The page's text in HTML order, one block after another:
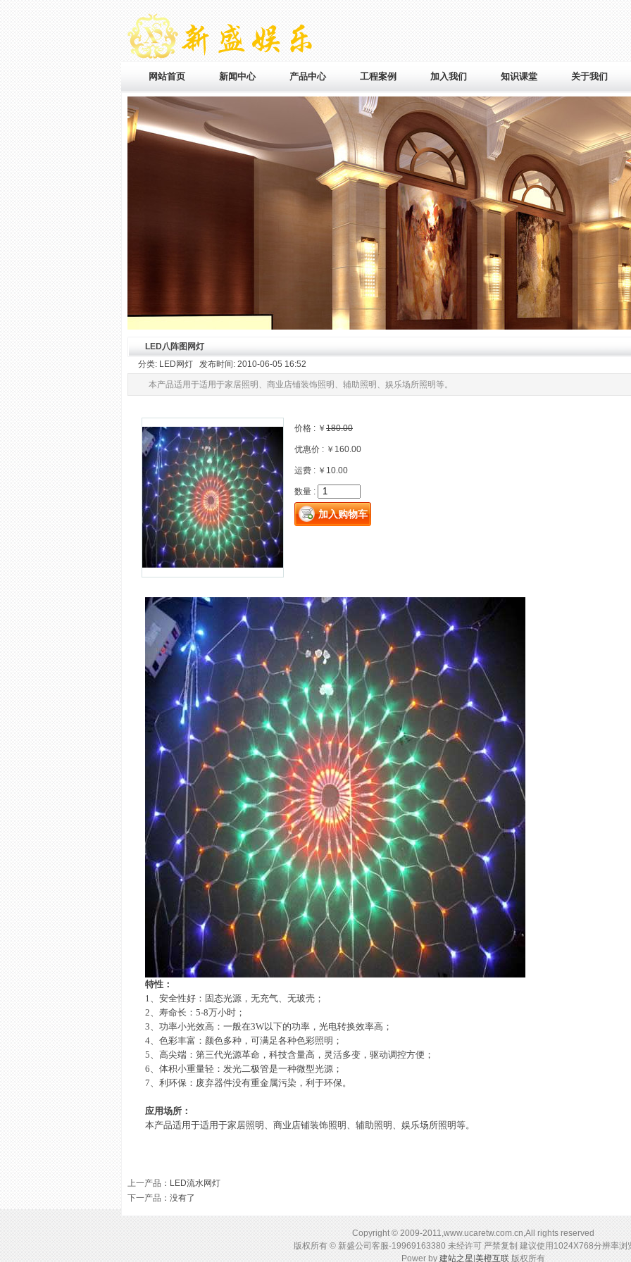
网站首页 新闻中心 产品中心 工程案例 加入我们 知识课堂 关于我们
LED八阵图网灯
分类: LED网灯 发布时间: 2010-06-05 16:52
本产品适用于适用于家居照明、商业店铺装饰照明、辅助照明、娱乐场所照明等。
价格 : ￥ 180.00
优惠价 : ￥160.00
运费 : ￥10.00
数量 :
特性：
1、安全性好：固态光源，无充气、无玻壳；
2、寿命长： 5-8万小时；
3、功率小光效高：一般在3W以下的功率，光电转换效率高；
4、色彩丰富：颜色多种，可满足各种色彩照明；
5、高尖端：第三代光源革命，科技含量高，灵活多变，驱动调控方便；
6、体积小重量轻：发光二极管是一种微型光源；
7、利环保：废弃器件没有重金属污染，利于环保。
应用场所：
本产品适用于适用于家居照明、商业店铺装饰照明、辅助照明、娱乐场所照明等。
上一产品 ： LED流水网灯
下一产品 ：没有了
Copyright © 2009-2011,www.ucaretw.com.cn,All rights reserved
版权所有 © 新盛公司客服-19969163380 未经许可 严禁复制 建议使用1024X768分辨率浏
Power by 建站之星 美橙互联 版权所有